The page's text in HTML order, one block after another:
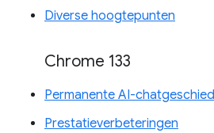
Diverse hoogtepunten
Chrome 133
Permanente AI-
Prestatieverbeteringen